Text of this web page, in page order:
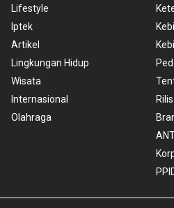
Lifestyle
Iptek
Artikel
Lingkungan Hidup
Wisata
Internasional
Olahraga